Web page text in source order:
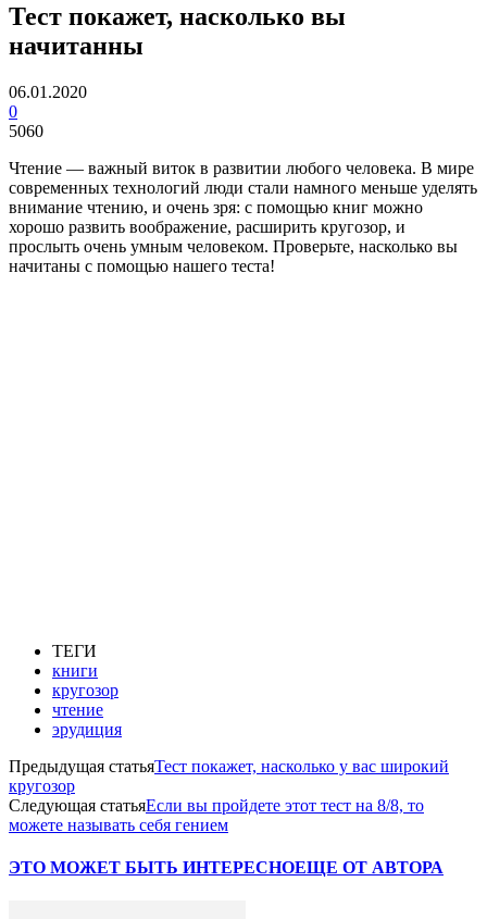
Тест покажет, насколько вы
начитанны
06.01.2020
0
5060
Чтение — важный виток в развитии любого человека. В мире
современных технологий люди стали намного меньше уделять
внимание чтению, и очень зря: с помощью книг можно
хорошо развить воображение, расширить кругозор, и
прослыть очень умным человеком. Проверьте, насколько вы
начитаны с помощью нашего теста!
ТЕГИ
книги
кругозор
чтение
эрудиция
Предыдущая статьяТест покажет, насколько у вас широкий
кругозор
Следующая статьяЕсли вы пройдете этот тест на 8/8, то
можете называть себя гением
ЭТО МОЖЕТ БЫТЬ ИНТЕРЕСНОЕЩЕ ОТ АВТОРА